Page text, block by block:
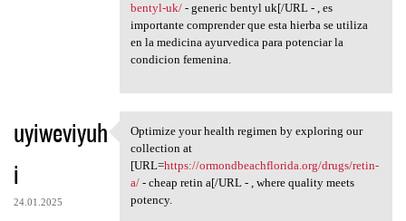
bentyl-uk/- generic bentyl uk[/URL - , es
importante comprender que esta hierba se utiliza
en la medicina ayurvedica para potenciar la
condicion femenina.
uyiweviyuh
i
24.01.2025
Optimize your health regimen
Optimize your health regimen by exploring our
collection at
[URL=https://ormondbeachflorida.org/drugs/retin-
a/- cheap retin a[/URL - , where quality meets
potency.